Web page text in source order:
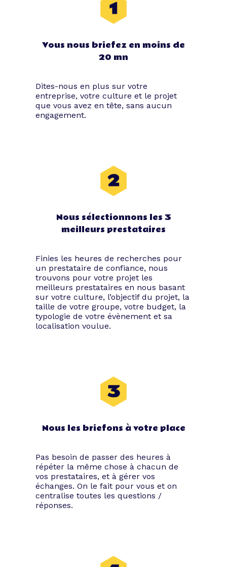
Vous nous briefez en moins de
20 mn
Dites-nous en plus sur votre
entreprise, votre culture et le projet
que vous avez en tête, sans aucun
engagement.
Nous sélectionnons les 3
meilleurs prestataires
Finies les heures de recherches pour
un prestataire de confiance, nous
trouvons pour votre projet les
meilleurs prestataires en nous basant
sur votre culture, l’objectif du projet, la
taille de votre groupe, votre budget, la
typologie de votre évènement et sa
localisation voulue.
Nous les briefons à votre place
Pas besoin de passer des heures à
répéter la même chose à chacun de
vos prestataires, et à gérer vos
échanges. On le fait pour vous et on
centralise toutes les questions /
réponses.